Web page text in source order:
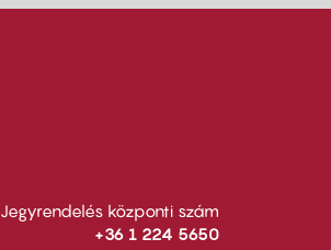
Jegyrendelés központi szám
+36 1 224 5650